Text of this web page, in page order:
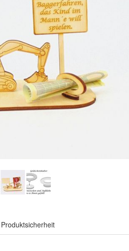
Produktsicherheit